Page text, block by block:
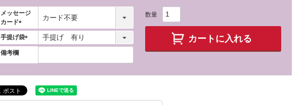
メッセージ
カード
(
必
手提げ袋
(
)
備考欄
カートに入れる